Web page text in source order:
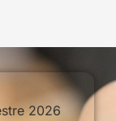
2026